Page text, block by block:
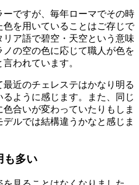
ですが、毎年ローマでその時
を用いていることはご存じで
ア語で碧空・天空という意味
の空の色に応じて職人が色を
われています。
近のチェレステはかなり明る
ように感じます。また、同じ
合いが変わっていたりもしま
ルでは結構違うかなと感じま
も多い